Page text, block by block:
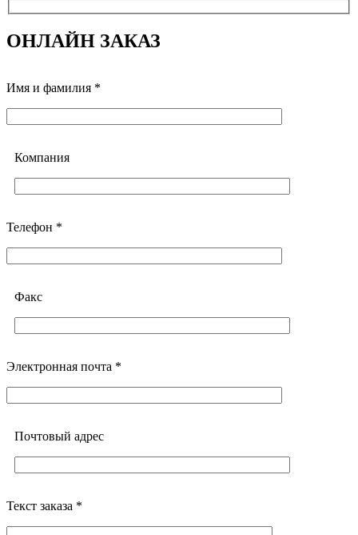
ОНЛАЙН ЗАКАЗ
Имя и фамилия *
Компания
Телефон *
Факс
Электронная почта *
Почтовый адреc
Текст заказа *